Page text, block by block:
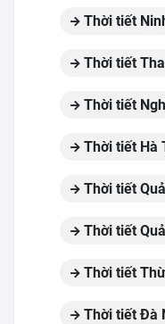
Thời tiết
Thời tiết
Thời tiết
Thời tiết Hà
Thời tiết
Thời tiết
Thời tiết
Thời tiết Đà